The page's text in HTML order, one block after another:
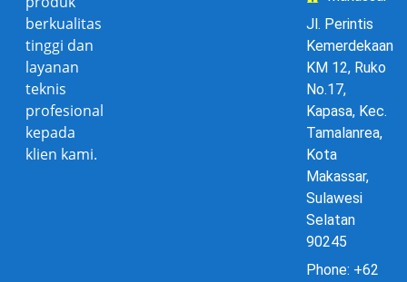
berkualitas
tinggi dan
layanan
teknis
profesional
kepada
klien kami.
Jl. Perintis
Kemerdekaan
KM 12, Ruko
No.17,
Kapasa, Kec.
Tamalanrea,
Kota
Makassar,
Sulawesi
Selatan
90245
Phone: +62